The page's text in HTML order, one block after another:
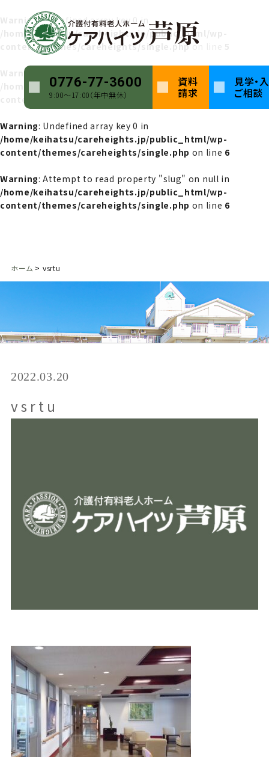
0776-77-3600
9:00〜17:00（年中無休）
資料
請求
見学・
ご相談
Warning: Undefined array key 0 in
/home/keihatsu/careheights.jp/public_html/wp-
content/themes/careheights/single.phpon line
Warning
/home/keihatsu/careheights.jp/public_html/wp-
content/themes/careheights/single.phpon line
Warning: Undefined array key 0 in
/home/keihatsu/careheights.jp/public_html/wp-
content/themes/careheights/single.php on line 6
Warning: Attempt to read property "slug" on null in
/home/keihatsu/careheights.jp/public_html/wp-
content/themes/careheights/single.php on line 6
ホーム vsrtu
2022.03.20
vsrtu